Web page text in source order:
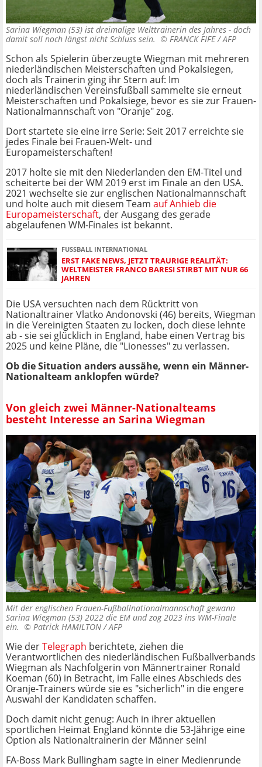
Sarina Wiegman (53) ist dreimalige Welttrainerin des Jahres - doch
damit soll noch längst nicht Schluss sein. © FRANCK FIFE / AFP
Schon als Spielerin überzeugte Wiegman mit mehreren
niederländischen Meisterschaften und Pokalsiegen,
doch als Trainerin ging ihr Stern auf: Im
niederländischen Vereinsfußball sammelte sie erneut
Meisterschaften und Pokalsiege, bevor es sie zur Frauen-
Nationalmannschaft von "Oranje" zog.
Dort startete sie eine irre Serie: Seit 2017 erreichte sie
jedes Finale bei Frauen-Welt- und
Europameisterschaften!
2017 holte sie mit den Niederlanden den EM-Titel und
scheiterte bei der WM 2019 erst im Finale an den USA.
2021 wechselte sie zur englischen Nationalmannschaft
und holte auch mit diesem Team auf Anhieb die
Europameisterschaft, der Ausgang des gerade
abgelaufenen WM-Finales ist bekannt.
FUSSBALL INTERNATIONAL
ERST FAKE NEWS, JETZT TRAURIGE REALITÄT:
WELTMEISTER FRANCO BARESI STIRBT MIT NUR 66
JAHREN
Die USA versuchten nach dem Rücktritt von
Nationaltrainer Vlatko Andonovski (46) bereits, Wiegman
in die Vereinigten Staaten zu locken, doch diese lehnte
ab - sie sei glücklich in England, habe einen Vertrag bis
2025 und keine Pläne, die "Lionesses" zu verlassen.
Ob die Situation anders aussähe, wenn ein Männer-
Nationalteam anklopfen würde?
Von gleich zwei Männer-Nationalteams
besteht Interesse an Sarina Wiegman
Mit der englischen Frauen-Fußballnationalmannschaft gewann
Sarina Wiegman (53) 2022 die EM und zog 2023 ins WM-Finale
ein. © Patrick HAMILTON / AFP
Wie derTelegraph berichtete, ziehen die
Verantwortlichen des niederländischen Fußballverbands
Wiegman als Nachfolgerin von Männertrainer Ronald
Koeman (60) in Betracht, im Falle eines Abschieds des
Oranje-Trainers würde sie es "sicherlich" in die engere
Auswahl der Kandidaten schaffen.
Doch damit nicht genug: Auch in ihrer aktuellen
sportlichen Heimat England könnte die 53-Jährige eine
Option als Nationaltrainerin der Männer sein!
FA-Boss Mark Bullingham sagte in einer Medienrunde